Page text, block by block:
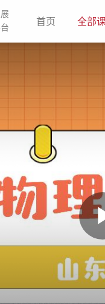
首页(current)
全部